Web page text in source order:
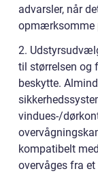
advarsler, når
opmærksomme
2.
til størrelsen og
beskytte.
vindues-/
kompatibelt
overvåges fra